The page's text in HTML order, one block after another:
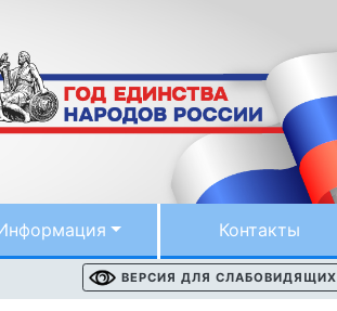
Контакты
ВЕРСИЯ ДЛЯ СЛАБОВИДЯЩИХ